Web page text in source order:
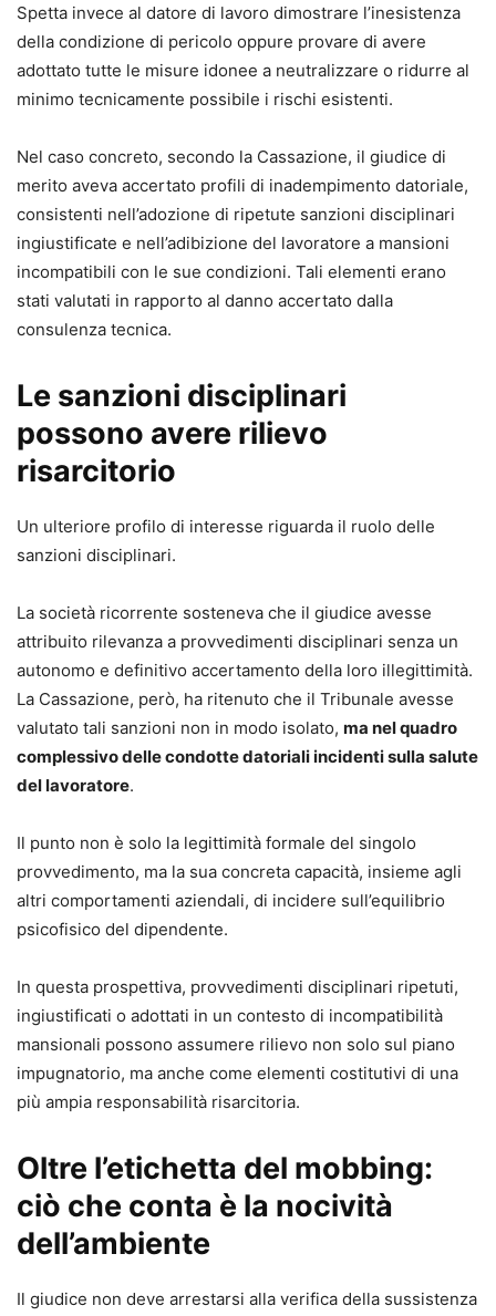
Spetta invece al datore di lavoro dimostrare l’inesistenza
della condizione di pericolo oppure provare di avere
adottato tutte le misure idonee a neutralizzare o ridurre al
minimo tecnicamente possibile i rischi esistenti.
Nel caso concreto, secondo la Cassazione, il giudice di
merito aveva accertato profili di inadempimento datoriale,
consistenti nell’adozione di ripetute sanzioni disciplinari
ingiustificate e nell’adibizione del lavoratore a mansioni
incompatibili con le sue condizioni. Tali elementi erano
stati valutati in rapporto al danno accertato dalla
consulenza tecnica.
Le sanzioni disciplinari
possono avere rilievo
risarcitorio
Un ulteriore profilo di interesse riguarda il ruolo delle
sanzioni disciplinari.
La società ricorrente sosteneva che il giudice avesse
attribuito rilevanza a provvedimenti disciplinari senza un
autonomo e definitivo accertamento della loro illegittimità.
La Cassazione, però, ha ritenuto che il Tribunale avesse
valutato tali sanzioni non in modo isolato, ma nel quadro
complessivo delle condotte datoriali incidenti sulla salute
del lavoratore.
Il punto non è solo la legittimità formale del singolo
provvedimento, ma la sua concreta capacità, insieme agli
altri comportamenti aziendali, di incidere sull’equilibrio
psicofisico del dipendente.
In questa prospettiva, provvedimenti disciplinari ripetuti,
ingiustificati o adottati in un contesto di incompatibilità
mansionali possono assumere rilievo non solo sul piano
impugnatorio, ma anche come elementi costitutivi di una
più ampia responsabilità risarcitoria.
Oltre l’etichetta del mobbing:
ciò che conta è la nocività
dell’ambiente
Il giudice non deve arrestarsi alla verifica della sussistenza